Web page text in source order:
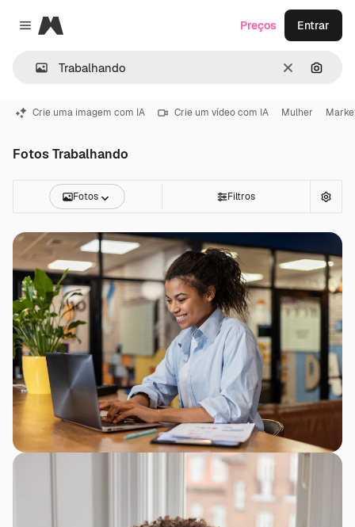
Close menu
Magnific
Limpar
Preços Entrar
Crie uma imagem com IA Crie um vídeo com IA Mulher
Fotos Trabalhando
Fotos Filtros